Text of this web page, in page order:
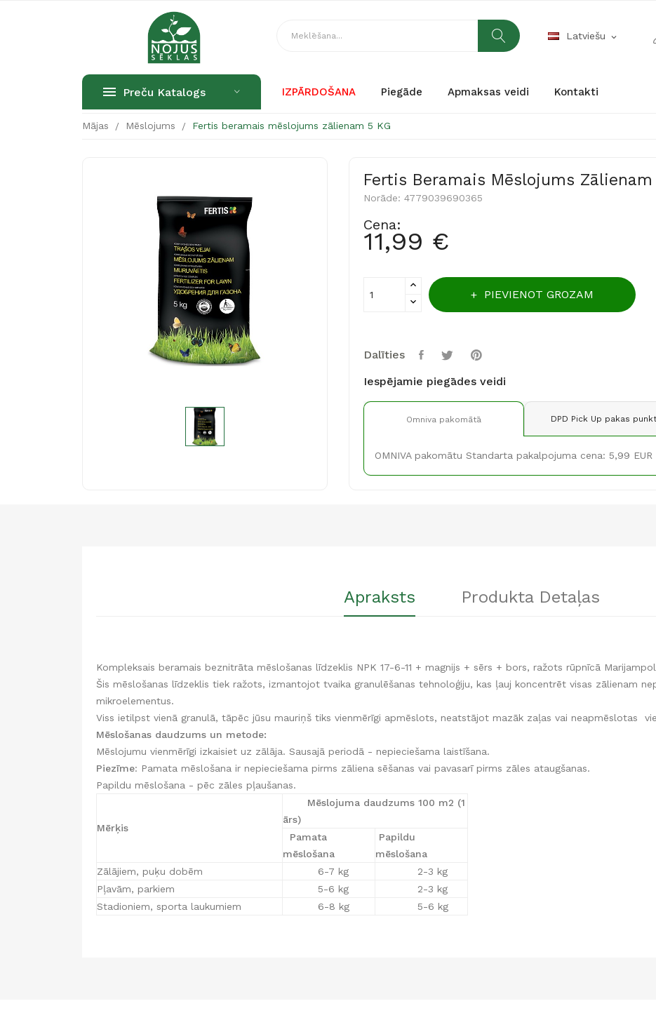
Latviešu expand_more
Preču Katalogs IZPĀRDOŠANA Piegāde Apmaksas veidi Kontakti
Mājas Mēslojums Fertis beramais mēslojums zālienam 5 KG
Fertis Beramais Mēslojums Zālienam
Norāde: 4779039690365
Cena:
11,99 €
PIEVIENOT GROZAM
Dalīties
Iespējamie piegādes veidi
Omniva pakomātā DPD Pick Up pakas
OMNIVA pakomātu Standarta pakalpojuma cena: 5,99 EUR
Apraksts Produkta Detaļas
Kompleksais beramais beznitrāta mēslošanas līdzeklis NPK 17-6-11 + magnijs + sērs + bors, ražots rūpnīcā
Šis mēslošanas līdzeklis tiek ražots, izmantojot tvaika granulēšanas tehnoloģiju, kas ļauj koncentrēt visas zālienam
mikroelementus.
Viss ietilpst vienā granulā, tāpēc jūsu mauriņš tiks vienmērīgi apmēslots, neatstājot mazāk zaļas vai neapmēslotas
Mēslošanas daudzums un metode:
Mēslojumu vienmērīgi izkaisiet uz zālāja. Sausajā periodā - nepieciešama laistīšana.
Piezīme: Pamata mēslošana ir nepieciešama pirms zāliena sēšanas vai pavasarī pirms zāles ataugšanas.
Papildu mēslošana - pēc zāles pļaušanas.
Mērķis
Mēslojuma daudzums 100 m2 (1
ārs)
Pamata
mēslošana
Papildu
mēslošana
Zālājiem, puķu dobēm
6-7 kg
2-3 kg
Pļavām, parkiem
5-6 kg
2-3 kg
Stadioniem, sporta laukumiem
6-8 kg 5-6 kg